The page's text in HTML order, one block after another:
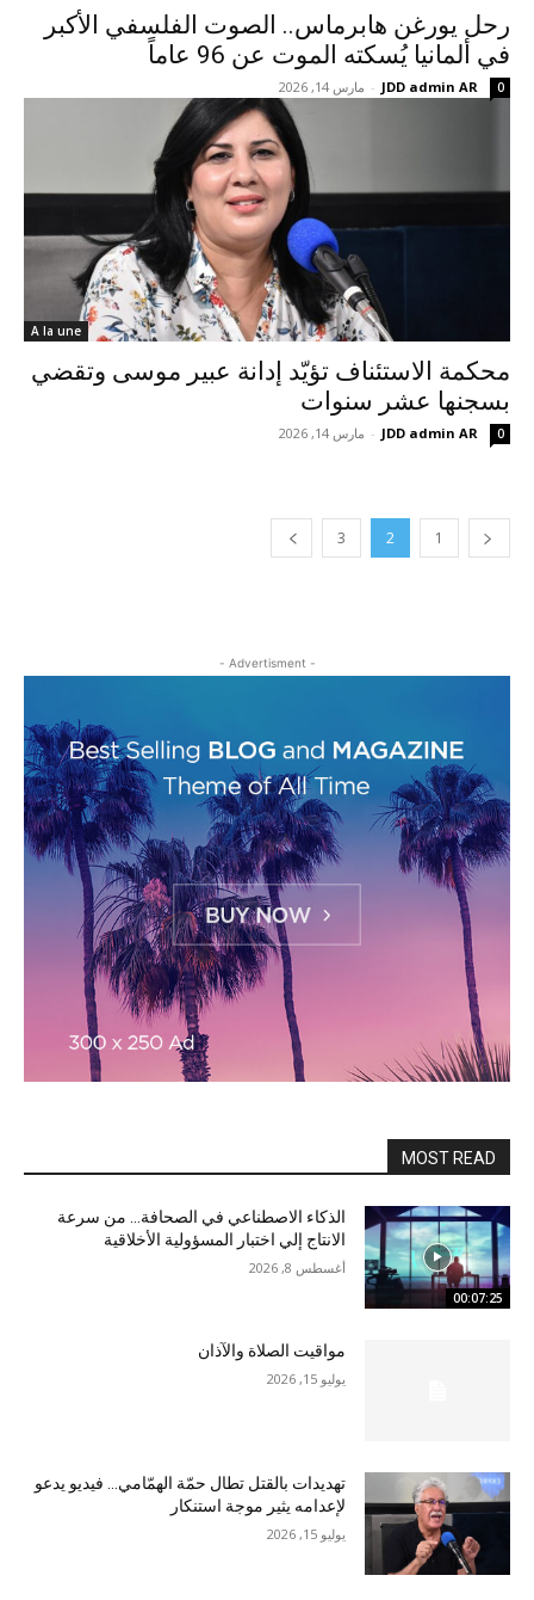
رحل يورغن هابرماس.. الصوت الفلسفي الأكبر
في ألمانيا يُسكته الموت عن 96 عاماً
JDD admin AR
- مارس 14, 2026 0
A la une
محكمة الاستئناف تؤيّد إدانة عبير موسى وتقضي
بسجنها عشر سنوات
JDD admin AR
- مارس 14, 2026 0
1
2
3
- Advertisment -
MOST READ
00:07:25
الذكاء الاصطناعي في الصحافة… من سرعة
الانتاج إلي اختبار المسؤولية الأخلاقية
أغسطس 8, 2026
مواقيت الصلاة والآذان
يوليو 15, 2026
تهديدات بالقتل تطال حمّة الهمّامي… فيديو يدعو
لإعدامه يثير موجة استنكار
يوليو 15, 2026